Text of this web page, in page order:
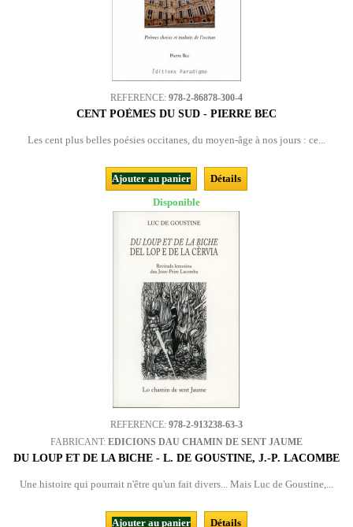
REFERENCE: 978-2-86878-300-4
CENT POÈMES DU SUD - PIERRE BEC
Les cent plus belles poésies occitanes, du moyen-âge à nos jours : ce...
Ajouter au panier
Détails
Disponible
REFERENCE: 978-2-913238-63-3
FABRICANT: EDICIONS DAU CHAMIN DE SENT JAUME
DU LOUP ET DE LA BICHE - L. DE GOUSTINE, J.-P. LACOMBE
Une histoire qui pourrait n'être qu'un fait divers... Mais Luc de Goustine,...
Ajouter au panier
Détails